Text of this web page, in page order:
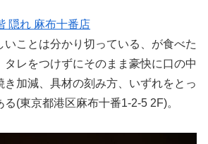
隠れ 麻布十番店
いことは分かり切っている、が食べた
タレをつけずにそのまま豪快に口の中
き加減、具材の刻み方、いずれをとっ
(東京都港区麻布十番1-2-5 2F)。